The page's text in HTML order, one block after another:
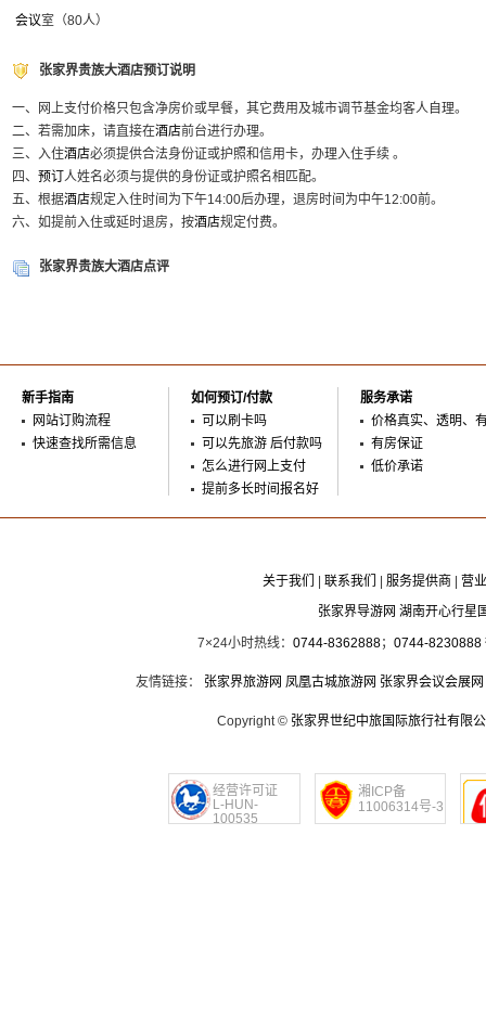
会议室（80人）
张家界贵族大酒店预订说明
一、网上支付价格只包含净房价或早餐，其它费用及城市调节基金均客人自理。
二、若需加床，请直接在酒店前台进行办理。
三、入住酒店必须提供合法身份证或护照和信用卡，办理入住手续 。
四、 预订 人姓名必须与提供的身份证或护照名相匹配。
五、根据酒店规定入住时间为下午14:00后办理，退房时间为中午12:00前。
六、如提前入住或延时退房，按酒店规定付费。
张家界贵族大酒店点评
新手指南
网站订购流程
快速查找所需信息
如何预订/付款
可以刷卡吗
可以先旅游 后付款吗
怎么进行网上支付
提前多长时间报名好
服务承诺
价格真实、透明、
有房保证
低价承诺
关于我们 联系我们 服务提供商
营
张家界导游网 湖南开心行星
7×24小时热线： 0744-8362888； 0744-8230888
友情链接： 张家界旅游网 凤凰古城旅游网 张家界会议会展网
Copyright © 张家界世纪中旅国际旅行社有限
经营许可证
L-HUN-
100535
湘ICP备
11006314号-3